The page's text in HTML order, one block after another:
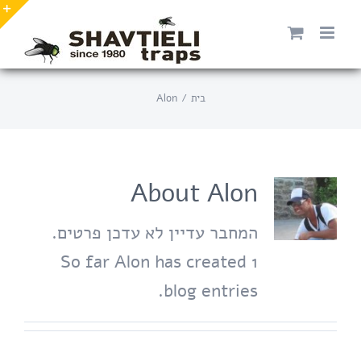
לתוכן
המרכזי
בית Alon
AboutAlon
המחבר עדיין לא עדכן פרטים.
So far Alon has created 1
blog entries.